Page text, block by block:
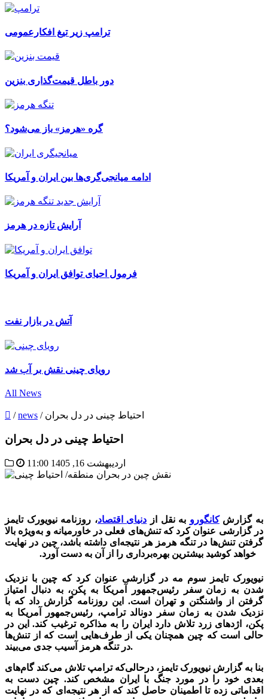
ترامپ زیر تیغ افکارعمومی
دور باطل قیمت‌گذاری بنزین
گره «هرمز» باز می‌شود؟
ادامه میانجی‌گری‌ها بین ایران و آمریکا
آرایش تازه در هرمز
فرمول احیای توافق ایران و آمریکا
آتش در بازار نفت
رویای چینی نقش بر آب شد
All News
/news / احتیاط چینی در دل بحران
احتیاط چینی در دل بحران
اردیبهشت 16, 1405 11:00
به گزارشکانگورو به نقل از دنیای اقتصاد، روزنامه نیویورک تایمز
در گزارشی عنوان کرد که تنش‌های فعلی در خاورمیانه و به‌ویژه بالا
گرفتن تنش‌ها در تنگه هرمز هر نتیجه‌ای داشته باشد، چین در نهایت
خواهد کوشید بیشترین بهره‌برداری را از آن به دست آورد.
نیویورک تایمز سوم مه در گزارشی عنوان کرد که چین با نزدیک
شدن به زمان سفر رئیس‌جمهور آمریکا به پکن، به دنبال امتیاز
گرفتن از واشنگتن و تهران است. این روزنامه گزارش داد که با
نزدیک شدن به زمان سفر دونالد ترامپ، رئیس‌جمهور آمریکا به
پکن، اژدهای زرد تلاش دارد ایران را به مذاکره ترغیب کند. این در
حالی است که چین همچنان یکی از طرف‌هایی است که از تنش‌ها
در تنگه هرمز آسیب جدی می‌بیند.
بنا به گزارش نیویورک تایمز، درحالی‌که ترامپ تلاش می‌کند گام‌های
بعدی خود را در مورد جنگ با ایران مشخص کند. چین دست به
اقداماتی زده تا اطمینان حاصل کند که از هر نتیجه‌ای که در نهایت